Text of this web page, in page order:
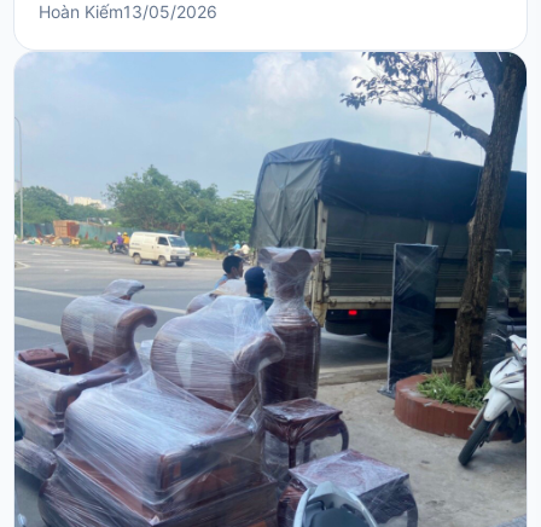
chuyển địa điểm kinh doanh tại đây luôn là một bài
toán hóc búa đối với bất kỳ gia chủ nào. Sự đông đúc
của khách du lịch phối hợp cùng hạ tầng g...
Hoàn Kiếm13/05/2026